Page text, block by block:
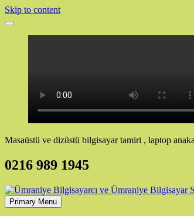
Skip to content
Masaüstü ve dizüstü bilgisayar tamiri , laptop
0216 989 1945
Primary Menu